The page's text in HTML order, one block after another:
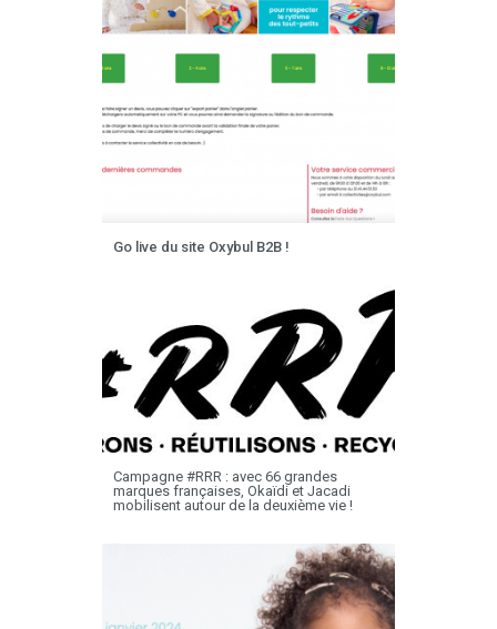
Go live du site Oxybul B2B !
Campagne #RRR : avec 66 grandes
marques françaises, Okaïdi et Jacadi
mobilisent autour de la deuxième vie !